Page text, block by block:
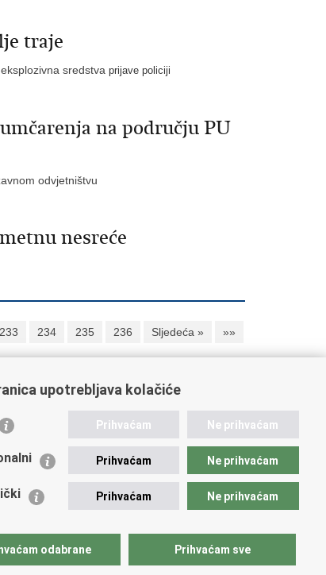
traje
sredstva prijave policiji
na području PU
odvjetništvu
nesreće
233 234 235 236 Sljedeća » »»
poveznice
unutarnjih poslova
solidarnosti
forenzična ispitivanja, istraživanja i vještačenja
upotrebljava kolačiće
Prihvaćam Ne prihvaćam
Prihvaćam Ne prihvaćam
Prihvaćam Ne prihvaćam
odabrane Prihvaćam sve